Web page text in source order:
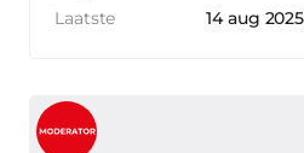
Laatste
14 aug